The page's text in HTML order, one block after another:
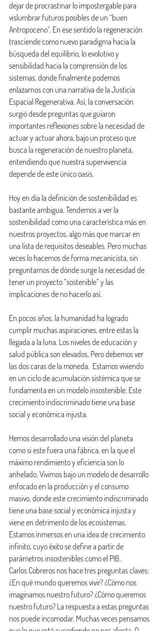
dejar de procrastinar lo impostergable para
vislumbrar futuros posibles de un “buen
Antropoceno”. En ese sentido la regeneración
trasciende como nuevo paradigma hacia la
búsqueda del equilibrio, lo evolutivo y
sensibilidad hacia la comprensión de los
sistemas, donde finalmente podemos
enlazarnos con una narrativa de la Justicia
Espacial Regenerativa. Así, la conversación
surgió desde preguntas que guiaron
importantes reflexiones sobre la necesidad de
actuar y actuar ahora, bajo un proceso que
busca la regeneración de nuestro planeta,
entendiendo que nuestra supervivencia
depende de este único oasis.
Hoy en día la definición de sostenibilidad es
bastante ambigua. Tendemos a ver la
sostenibilidad como una característica más en
nuestros proyectos, algo más que marcar en
una lista de requisitos deseables. Pero muchas
veces lo hacemos de forma mecanicista, sin
preguntarnos de dónde surge la necesidad de
tener un proyecto “sostenible” y las
implicaciones de no hacerlo así.
En pocos años, la humanidad ha logrado
cumplir muchas aspiraciones, entre estas la
llegada a la luna. Los niveles de educación y
salud pública son elevados, Pero debemos ver
las dos caras de la moneda.  Estamos viviendo
en un ciclo de acumulación sistémica que se
fundamenta en un modelo insostenible. Este
crecimiento indiscriminado tiene una base
social y económica injusta.
Hemos desarrollado una visión del planeta
como si este fuera una fábrica, en la que el
máximo rendimiento y eficiencia son lo
anhelado. Vivimos bajo un modelo de desarrollo
enfocado en la producción y el consumo
masivo, donde este crecimiento indiscriminado
tiene una base social y económica injusta y
viene en detrimento de los ecosistemas.
Estamos inmersos en una idea de crecimiento
infinito, cuyo éxito se define a partir de
parámetros insostenibles como el PIB.
Carlos Cobreros nos hace tres preguntas claves:
¿En qué mundo queremos vivir? ¿Cómo nos
imaginamos nuestro futuro? ¿Cómo queremos
nuestro futuro? La respuesta a estas preguntas
nos puede incomodar. Muchas veces pensamos